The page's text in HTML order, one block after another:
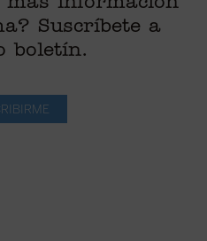
más información
Suscríbete a
boletín.